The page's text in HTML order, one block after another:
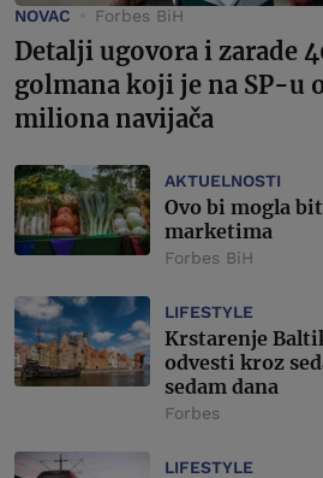
NOVAC Forbes BiH
Detalji ugovora i zarade
golmana koji je na SP-u
miliona navijača
AKTUELNOSTI
Ovo bi mogla
marketima
Forbes BiH
LIFESTYLE
Krstarenje
odvesti kroz
sedam dana
Forbes
LIFESTYLE